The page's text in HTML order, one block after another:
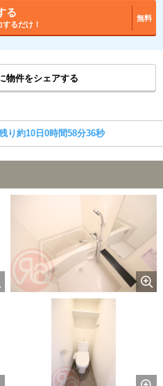
る
るだけ！
無料
物件をシェアする
り約10日0時間58分35秒